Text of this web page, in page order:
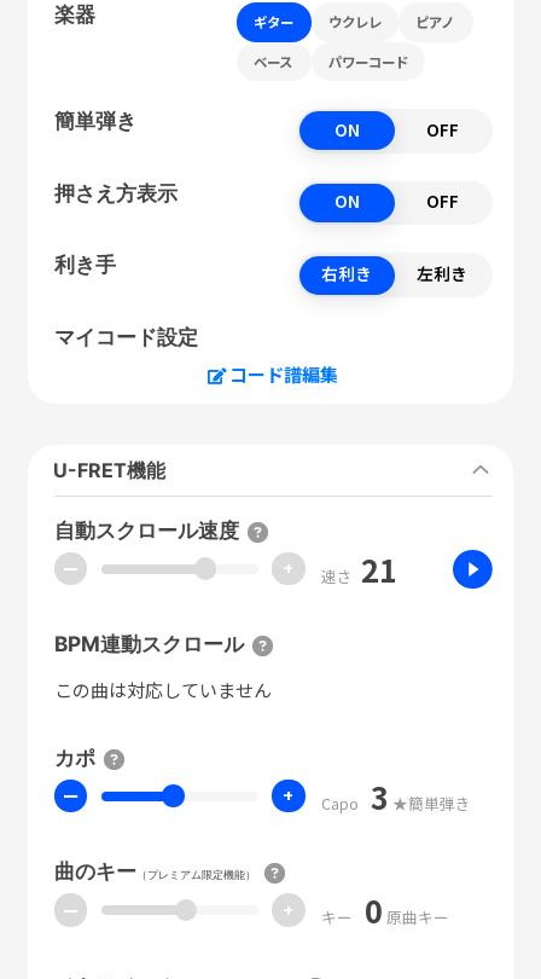
楽器 ギター ウクレレ ピアノ
ベース パワーコード
簡単弾き ON OFF
押さえ方表示 ON OFF
利き手 右利き 左利き
マイコード設定
コード譜編集
U-FRET機能
自動スクロール速度
ー + 速さ 21
BPM連動スクロール
この曲は対応していません
カポ
ー + Capo 3 ★簡単弾き
曲のキー（プレミアム限定機能）
ー + キー 0 原曲キー